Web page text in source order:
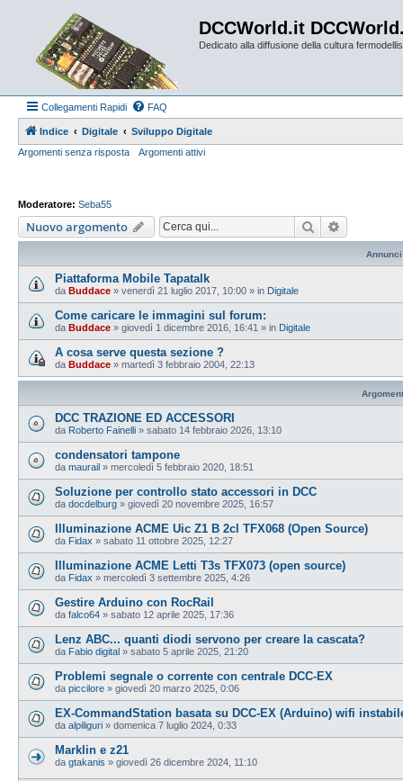
DCCWorld.it
Dedicato alla diffusione della cultura
Collegamenti Rapidi FAQ
Indice Digitale
Sviluppo Digitale
Argomenti senza risposta
Argomenti attivi
Moderatore: Seba55
Nuovo argomento Cerca
Annunci
Piattaforma Mobile Tapatalk
da Buddace » venerdì 21 luglio 2017, 10:00 » in Digitale
Come caricare le immagini sul forum:
da Buddace » giovedì 1 dicembre 2016, 16:41 » in Digitale
A cosa serve questa sezione ?
da Buddace » martedì 3 febbraio 2004, 22:13
DCC TRAZIONE ED ACCESSORI
da Roberto Fainelli » sabato 14 febbraio 2026, 13:10
condensatori tampone
da maurail » mercoledì 5 febbraio 2020, 18:51
Soluzione per controllo stato accessori in DCC
da docdelburg » giovedì 20 novembre 2025, 16:57
Illuminazione ACME Uic Z1 B 2cl TFX068 (Open Source)
da Fidax » sabato 11 ottobre 2025, 12:27
Illuminazione ACME Letti T3s TFX073 (open source)
da Fidax » mercoledì 3 settembre 2025, 4:26
Gestire Arduino con RocRail
da falco64 » sabato 12 aprile 2025, 17:36
Lenz ABC... quanti diodi servono per creare la cascata?
da Fabio digital » sabato 5 aprile 2025, 21:20
Problemi segnale o corrente con centrale DCC-EX
da piccilore » giovedì 20 marzo 2025, 0:06
EX‑CommandStation basata su DCC-EX (Arduino) wifi
da alpiliguri » domenica 7 luglio 2024, 0:33
Marklin e z21
da gtakanis » giovedì 26 dicembre 2024, 11:10